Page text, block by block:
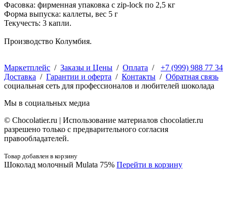
Фасовка: фирменная упаковка с zip-lock по 2,5 кг
Форма выпуска: каллеты, вес 5 г
Текучесть: 3 капли.
Производство Колумбия.
+7 (999) 988 77 34
Маркетплейс / Заказы и Цены / Оплата /
Доставка / Гарантии и оферта / Контакты / Обратная связь
социальная сеть для профессионалов и любителей шоколада
Мы в социальных медиа
© Сhocolatier.ru | Использование материалов chocolatier.ru
разрешено только с предварительного согласия
правообладателей.
Товар добавлен в корзину
Шоколад молочный Mulata 75% Перейти в корзину